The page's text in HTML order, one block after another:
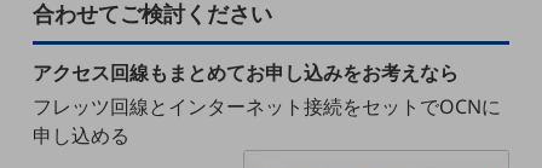
ご契約中サービスの一元管理
Web明細(ビリングステーション)
合わせてご検討ください
アクセス回線もまとめてお申し込みをお考えなら
フレッツ回線とインターネット接続をセットでOCNに
申し込める